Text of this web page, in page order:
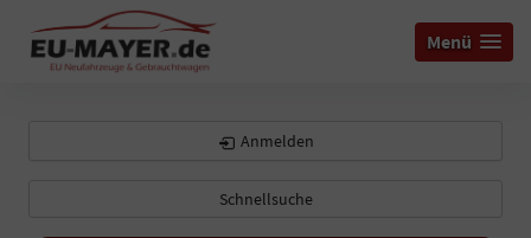
Menü
Anmelden
Schnellsuche